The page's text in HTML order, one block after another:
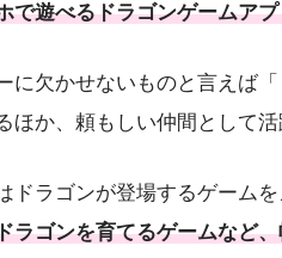
で遊べるドラゴンゲームア
に欠かせないものと言えば
ほか、頼もしい仲間として
ドラゴンが登場するゲームを
ラゴンを育てるゲームなど